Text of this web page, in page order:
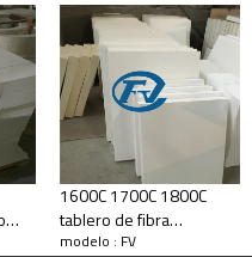
del producto
FV-1600
(C) 1600
m3) 300-600
<2(1450C×24hrs)
Al2O3
>99
<0.1
1600C 1700C 1800C
tablero de fibra
policristalino
modelo : FV